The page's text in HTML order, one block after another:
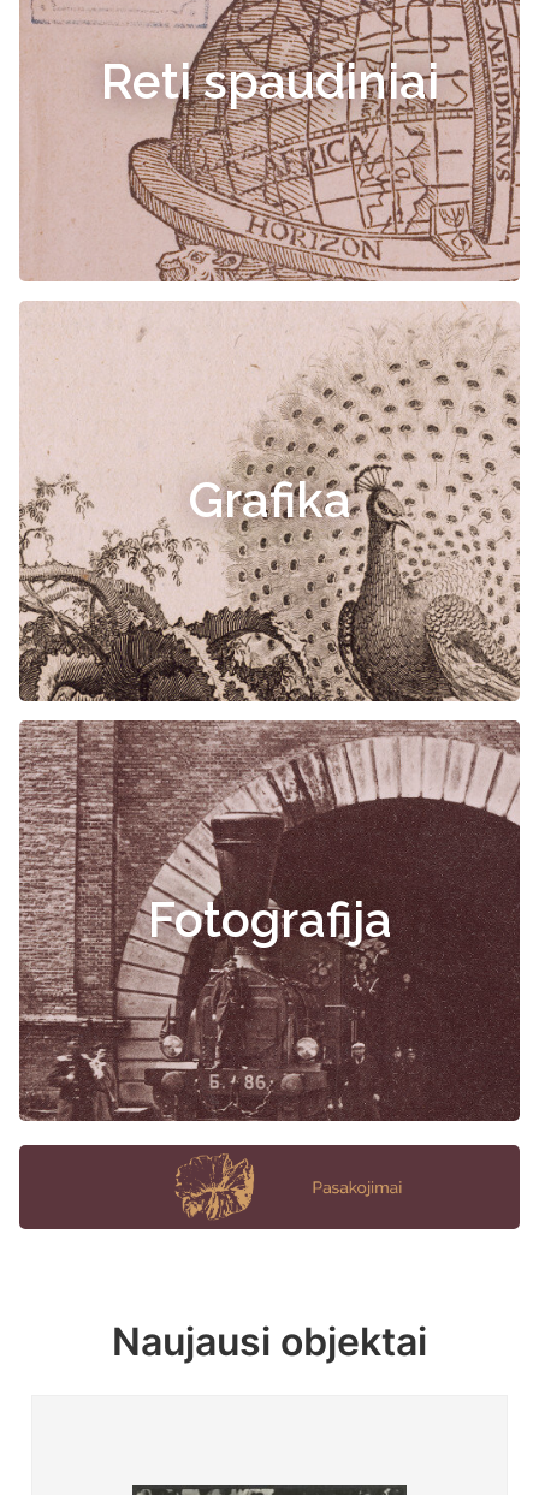
Reti spaudiniai
Grafika
Fotografija
Naujausi objektai